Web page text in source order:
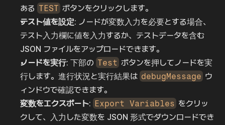
ある TEST ボタンをクリックします。
テスト値を設定: ノードが変数入力を必要とする場合、
テスト入力欄に値を入力するか、テストデータを含む
JSON ファイルをアップロードできます。
ノードを実行: 下部の Test ボタンを押してノードを実
行します。進行状況と実行結果は debugMessage ウ
ィンドウで確認できます。
変数をエクスポート: Export Variables をクリッ
クして、入力した変数を JSON 形式でダウンロードでき